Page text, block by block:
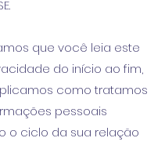
que você leia este
do início ao fim,
como tratamos
pessoais
o ciclo da sua relação